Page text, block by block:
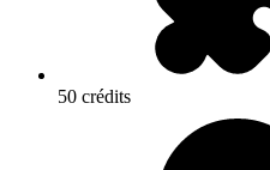
50 crédits